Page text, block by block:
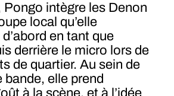
intègre les Denon
local qu’elle
en tant que
derrière le micro lors de
de quartier. Au sein de
elle prend
à la scène, et à l’idée